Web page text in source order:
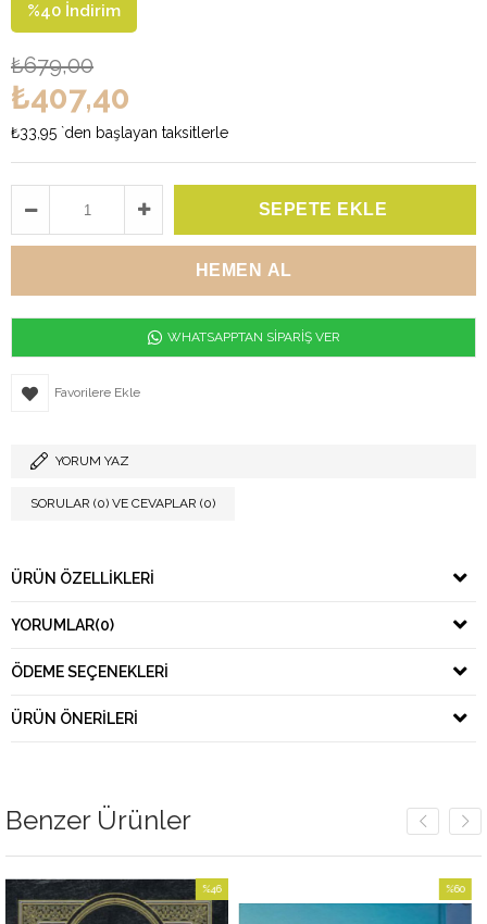
%40 İndirim
₺679,00
₺407,40
₺33,95 `den başlayan taksitlerle
WHATSAPPTAN SİPARİŞ VER
Favorilere Ekle
YORUM YAZ
SORULAR (0) VE CEVAPLAR (0)
ÜRÜN ÖZELLIKLERI
YORUMLAR(0)
ÖDEME SEÇENEKLERI
ÜRÜN ÖNERILERI
Benzer Ürünler
İndirim